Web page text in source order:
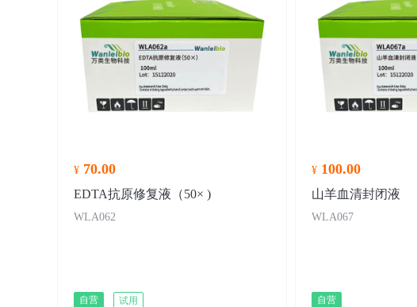
¥ 70.00
EDTA抗原修复液（50× )
WLA062
自营
试用
¥ 100.00
山羊血清封闭液
WLA067
自营